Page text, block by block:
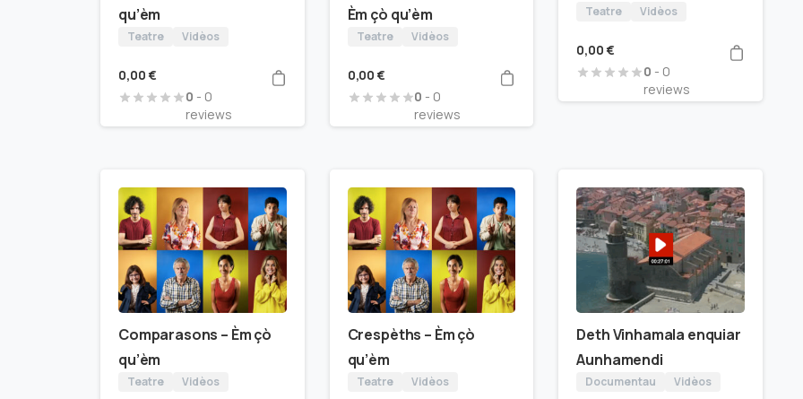
qu’èm
Teatre Vidèos
0,00 €
0 - 0
reviews
Èm çò qu’èm
Teatre Vidèos
0,00€
0 - 0
reviews
Teatre Vidèos
0,00 €
0 - 0
reviews
Comparasons – Èm çò
qu’èm
Teatre Vidèos
Crespèths – Èm çò
qu’èm
Teatre Vidèos
Deth Vinhamala enquiar
Aunhamendi
Documentau Vidèos